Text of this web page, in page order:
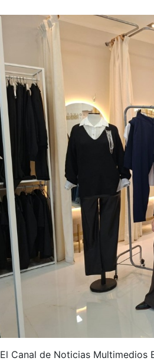
El Canal de Noticias Multimedios